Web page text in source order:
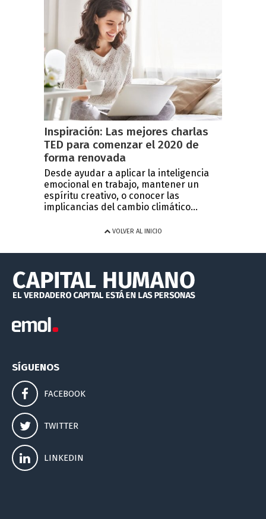
Inspiración: Las mejores charlas
TED para comenzar el 2020 de
forma renovada
Desde ayudar a aplicar la inteligencia
emocional en trabajo, mantener un
espíritu creativo, o conocer las
implicancias del cambio climático...
VOLVER AL INICIO
SÍGUENOS
FACEBOOK
TWITTER
LINKEDIN